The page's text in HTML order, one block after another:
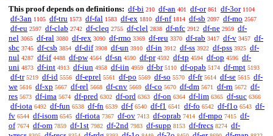
This proof depends on definitions: df-bi 210 df-an 401 df-or 861 df-3or 1104
df-3an 1105 df-tru 1573 df-fal 1583 df-ex 1810 df-nf 1814 df-sb 2097 df-mo 2567
df-eu 2597 df-clab 2742 df-cleq 2755 df-clel 2838 df-nfc 2912 df-ne 2959 df-
nel 3065 df-ral 3080 df-rex 3090 df-rmo 3369 df-reu 3370 df-rab 3417 df-v 3457 df-
sbc 3745 df-csb 3854 df-dif 3908 df-un 3910 df-in 3912 df-ss 3922 df-pss 3925 df-
nul 4287 df-if 4488 df-pw 4564 df-sn 4590 df-pr 4592 df-tp 4594 df-op 4596 df-
uni 4873 df-int 4913 df-iun 4958 df-iin 4959 df-br 5110 df-opab 5174 df-mpt 5193
df-tr 5219 df-id 5556 df-eprel 5561 df-po 5569 df-so 5570 df-fr 5614 df-se 5615 df-
we 5616 df-xp 5667 df-rel 5668 df-cnv 5669 df-co 5670 df-dm 5671 df-rn 5672 df-
res 5673 df-ima 5674 df-pred 6302 df-ord 6363 df-on 6364 df-lim 6365 df-suc 6366
df-iota 6492 df-fun 6538 df-fn 6539 df-f 6540 df-f1 6541 df-fo 6542 df-f1o 6543 df-
fv 6544 df-isom 6545 df-riota 7367 df-ov 7413 df-oprab 7414 df-mpo 7415 df-
of 7674 df-om 7859 df-1st 7982 df-2nd 7983 df-supp 8153 df-frecs 8274 df-